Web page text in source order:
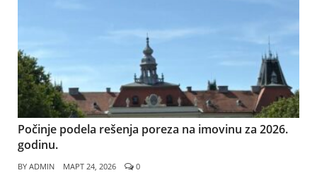
Počinje podela rešenja poreza na imovinu za 2026.
godinu.
BY ADMIN МАРТ 24, 2026 0